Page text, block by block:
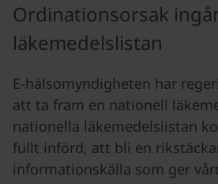
Ordinationsorsak
läkemedelslistan
E-hälsomyndigheten har
att ta fram en nationell
nationella läkemedelslistan
fullt införd, att bli en
informationskälla som ger